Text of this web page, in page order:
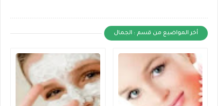
أخر المواضيع من قسم : الجمال